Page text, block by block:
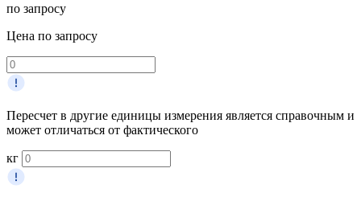
по запросу
Цена по запросу
Пересчет в другие единицы измерения является справочным и
может отличаться от фактического
кг